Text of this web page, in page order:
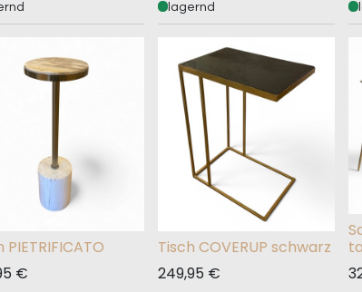
lagernd
PIETRIFICATO
€
Tisch COVERUP schwarz
249,95 €